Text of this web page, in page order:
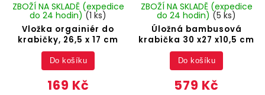
Vložka orgainiér do
krabičky, 26,5 x 17 cm
ZBOŽÍ NA SKLADĚ (expedice
do 24 hodin) (1 ks)
169 Kč
Do košíku
Úložná bambusová
krabička 30 x27 x10,5 cm
ZBOŽÍ NA SKLADĚ (expedice
do 24 hodin) (5 ks)
579 Kč
Do košíku